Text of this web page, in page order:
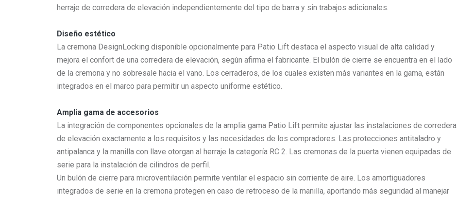
herraje de corredera de elevación independientemente del tipo de barra y sin trabajos adicionales.
Diseño estético
La cremona DesignLocking disponible opcionalmente para Patio Lift destaca el aspecto visual de alta calidad y
mejora el confort de una corredera de elevación, según afirma el fabricante. El bulón de cierre se encuentra en el lado
de la cremona y no sobresale hacia el vano. Los cerraderos, de los cuales existen más variantes en la gama, están
integrados en el marco para permitir un aspecto uniforme estético.
Amplia gama de accesorios
La integración de componentes opcionales de la amplia gama Patio Lift permite ajustar las instalaciones de corredera
de elevación exactamente a los requisitos y las necesidades de los compradores. Las protecciones antitaladro y
antipalanca y la manilla con llave otorgan al herraje la categoría RC 2. Las cremonas de la puerta vienen equipadas de
serie para la instalación de cilindros de perfil.
Un bulón de cierre para microventilación permite ventilar el espacio sin corriente de aire. Los amortiguadores
integrados de serie en la cremona protegen en caso de retroceso de la manilla, aportando más seguridad al manejar